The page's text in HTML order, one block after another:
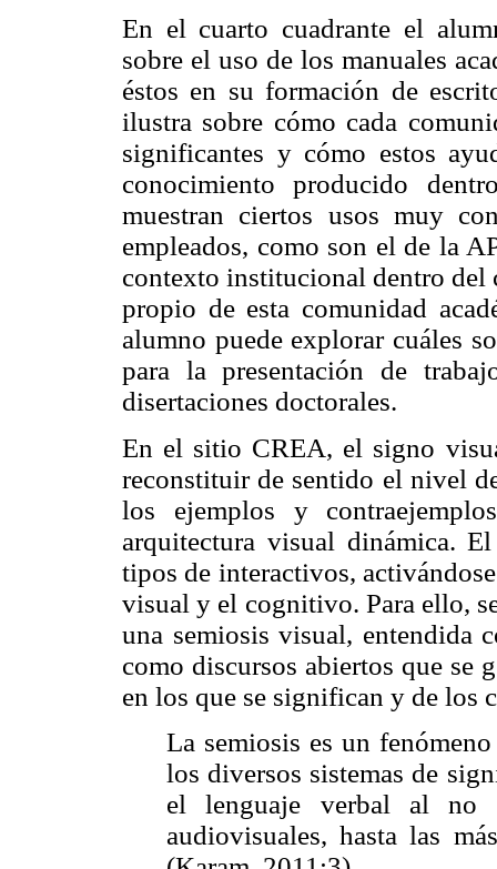
En el cuarto cuadrante el
sobre el uso de los manuales
éstos en su formación de
ilustra sobre cómo cada
significantes y cómo estos
conocimiento producido
muestran ciertos usos muy
empleados, como son el de la
contexto institucional dentro del
propio de esta comunidad
alumno puede explorar cuáles
para la presentación de
disertaciones doctorales.
En el sitio CREA, el signo
reconstituir de sentido el nivel
los ejemplos y
arquitectura visual dinámica.
tipos de interactivos,
visual y el cognitivo. Para ello,
una semiosis visual, entendida
como discursos abiertos que se
en los que se significan y de los
La semiosis es un
los diversos sistemas de
el lenguaje verbal al no
audiovisuales, hasta las